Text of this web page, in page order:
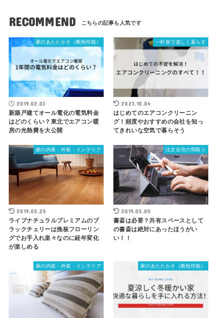
RECOMMEND
家のあたたかさ（断熱性能）
2019.02.03
新築戸建てオール電化の電気料金
はどのくらい？東北でエアコン暖
房の光熱費を大公開
一軒家で楽しく暮らす
2023.10.04
はじめてのエアコンクリーニン
グ！頻度やおすすめの会社を知っ
てきれいな空気で暮らそう
家の内装・外装・インテリア
2019.05.25
ライブナチュラルプレミアムのブ
ラックチェリーは挽板フローリン
グでお手入れ楽々なのに経年変化
が楽しめる
注文住宅の間取り
2019.05.05
書斎は必要？共有スペースとして
の書斎は絶対にあったほうがい
い！！
家の内装・外装・インテリア 家のあたたかさ（断熱性能）